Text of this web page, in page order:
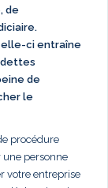
de
ci entraîne
dettes
de
le
procédure
une personne
votre entreprise